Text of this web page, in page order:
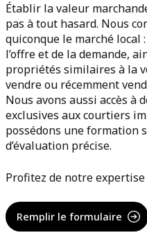
Établir la valeur
pas à tout hasard. Nous
quiconque le marché local
l’offre et de la demande,
propriétés similaires à la
vendre ou récemment
Nous avons aussi accès à
exclusives aux courtiers
possédons une formation
d’évaluation précise.
Profitez de notre expertise
Remplir le formulaire